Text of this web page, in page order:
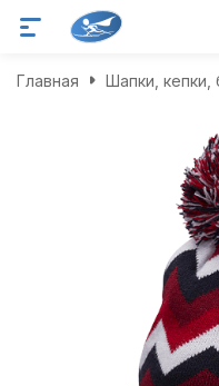
Главная Шапки, кепки,